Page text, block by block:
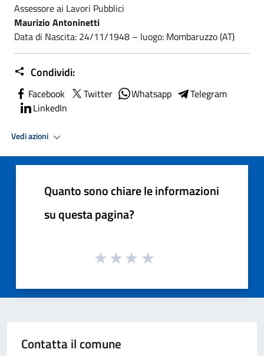
Assessore ai Lavori Pubblici
Maurizio Antoninetti
Data di Nascita: 24/11/1948 – luogo: Mombaruzzo (AT)
Condividi:
Facebook Twitter Whatsapp
Telegram
LinkedIn
Vedi azioni
Quanto sono chiare le informazioni
su questa pagina?
Contatta il comune